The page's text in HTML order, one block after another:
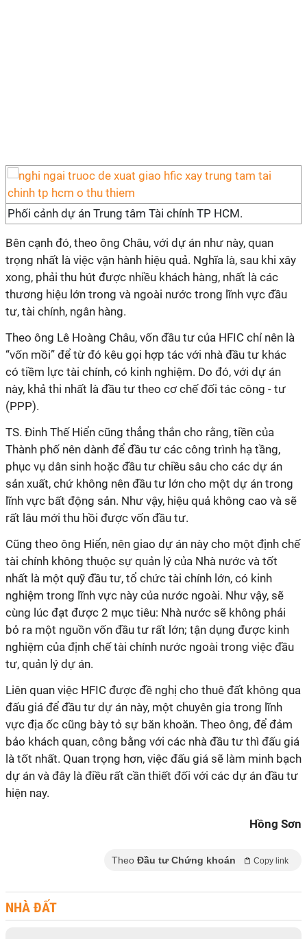
Phối cảnh dự án Trung tâm Tài chính TP HCM.
Bên cạnh đó, theo ông Châu, với dự án như này, quan
trọng nhất là việc vận hành hiệu quả. Nghĩa là, sau khi xây
xong, phải thu hút được nhiều khách hàng, nhất là các
thương hiệu lớn trong và ngoài nước trong lĩnh vực đầu
tư, tài chính, ngân hàng.
Theo ông Lê Hoàng Châu, vốn đầu tư của HFIC chỉ nên là
“vốn mồi” để từ đó kêu gọi hợp tác với nhà đầu tư khác
có tiềm lực tài chính, có kinh nghiệm. Do đó, với dự án
này, khả thi nhất là đầu tư theo cơ chế đối tác công - tư
(PPP).
TS. Đinh Thế Hiển cũng thẳng thắn cho rằng, tiền của
Thành phố nên dành để đầu tư các công trình hạ tầng,
phục vụ dân sinh hoặc đầu tư chiều sâu cho các dự án
sản xuất, chứ không nên đầu tư lớn cho một dự án trong
lĩnh vực bất động sản. Như vậy, hiệu quả không cao và sẽ
rất lâu mới thu hồi được vốn đầu tư.
Cũng theo ông Hiển, nên giao dự án này cho một định chế
tài chính không thuộc sự quản lý của Nhà nước và tốt
nhất là một quỹ đầu tư, tổ chức tài chính lớn, có kinh
nghiệm trong lĩnh vực này của nước ngoài. Như vậy, sẽ
cùng lúc đạt được 2 mục tiêu: Nhà nước sẽ không phải
bỏ ra một nguồn vốn đầu tư rất lớn; tận dụng được kinh
nghiệm của định chế tài chính nước ngoài trong việc đầu
tư, quản lý dự án.
Liên quan việc HFIC được đề nghị cho thuê đất không qua
đấu giá để đầu tư dự án này, một chuyên gia trong lĩnh
vực địa ốc cũng bày tỏ sự băn khoăn. Theo ông, để đảm
bảo khách quan, công bằng với các nhà đầu tư thì đấu giá
là tốt nhất. Quan trọng hơn, việc đấu giá sẽ làm minh bạch
dự án và đây là điều rất cần thiết đối với các dự án đầu tư
hiện nay.
Hồng Sơn
Theo Đầu tư Chứng khoán Copy link
NHÀ ĐẤT